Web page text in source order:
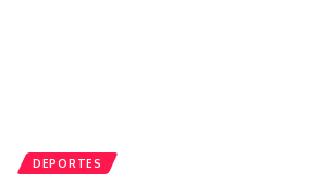
DEPORTES